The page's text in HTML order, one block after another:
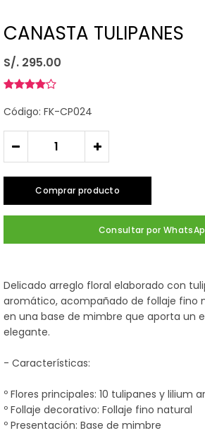
CANASTA TULIPANES
S/. 295.00
Código: FK-CP024
- +
Comprar producto
Consultar por
Delicado arreglo floral elaborado con
aromático, acompañado de follaje fino
en una base de mimbre que aporta un
elegante.
- Características:
º Flores principales: 10 tulipanes y lilium
º Follaje decorativo: Follaje fino natural
º Presentación: Base de mimbre